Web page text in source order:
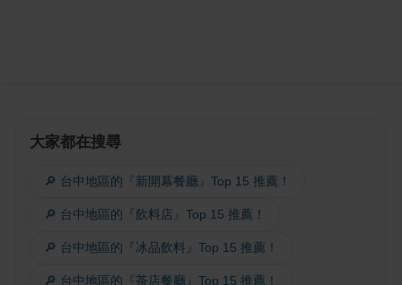
大家都在搜尋
🔎 台中地區的『新開幕餐廳』Top 15 推薦！
🔎 台中地區的『飲料店』Top 15 推薦！
🔎 台中地區的『冰品飲料』Top 15 推薦！
🔎 台中地區的『茶店餐廳』Top 15 推薦！